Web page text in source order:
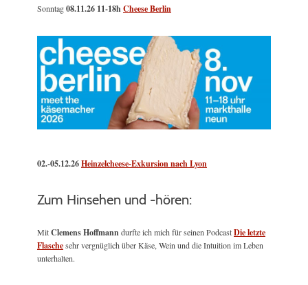
Sonntag08.11.26 11-18hCheese Berlin
02.-05.12.26Heinzelcheese-Exkursion nach Lyon
Zum Hinsehen und -hören:
MitClemens Hoffmanndurfte ich mich für seinen PodcastDie letzte
Flaschesehr vergnüglich über Käse, Wein und die Intuition im Leben
unterhalten.